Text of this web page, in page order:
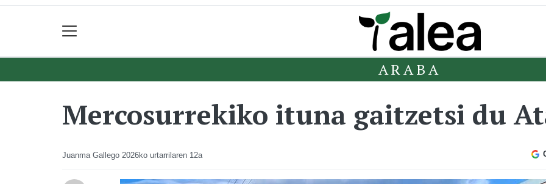
ARABA
Mercosurrekiko ituna gaitzetsi du
Juanma Gallego 2026ko urtarrilaren 12a